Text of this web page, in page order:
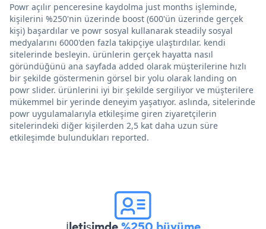
Powr açılır penceresine kaydolma just months işleminde,
kişilerini %250'nin üzerinde boost (600'ün üzerinde gerçek
kişi) başardılar ve powr sosyal kullanarak steadily sosyal
medyalarını 6000'den fazla takipçiye ulaştırdılar. kendi
sitelerinde besleyin. ürünlerin gerçek hayatta nasıl
göründüğünü ana sayfada added olarak müşterilerine hızlı
bir şekilde göstermenin görsel bir yolu olarak landing on
powr slider. ürünlerini iyi bir şekilde sergiliyor ve müşterilere
mükemmel bir yerinde deneyim yaşatıyor. aslında, sitelerinde
powr uygulamalarıyla etkileşime giren ziyaretçilerin
sitelerindeki diğer kişilerden 2,5 kat daha uzun süre
etkileşimde bulundukları reported.